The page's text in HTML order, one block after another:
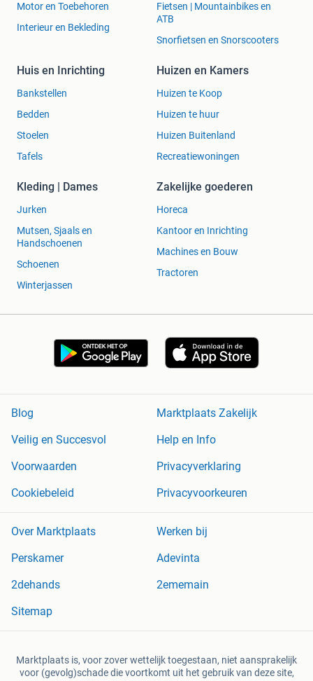
Motor en Toebehoren
Interieur en Bekleding
Fietsen | Mountainbikes en
ATB
Snorfietsen en Snorscooters
Huis en Inrichting
Bankstellen
Bedden
Stoelen
Tafels
Huizen en Kamers
Huizen te Koop
Huizen te huur
Huizen Buitenland
Recreatiewoningen
Kleding | Dames
Jurken
Mutsen, Sjaals en
Handschoenen
Schoenen
Winterjassen
Zakelijke goederen
Horeca
Kantoor en Inrichting
Machines en Bouw
Tractoren
Blog
Marktplaats Zakelijk
Veilig en Succesvol
Help en Info
Voorwaarden
Privacyverklaring
Cookiebeleid
Privacyvoorkeuren
Over Marktplaats
Werken bij
Perskamer
Adevinta
2dehands
2ememain
Sitemap
Marktplaats is, voor zover wettelijk toegestaan, niet aansprakelijk
voor (gevolg)schade die voortkomt uit het gebruik van deze site,